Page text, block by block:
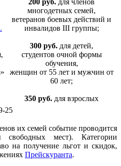
многодетных семей,
ветеранов боевых действий и
инвалидов III группы;
300 руб. для детей,
студентов очной формы
обучения,
женщин от 55 лет и мужчин от
60 лет;
350 руб. для взрослых
25
их семей событие проводится
свободных мест). Категории
на получение льгот и скидок,
Прейскуранта.